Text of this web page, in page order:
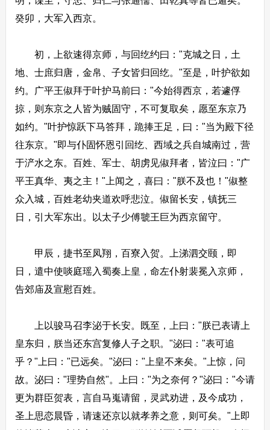
癸卯，大军入西京。
初，上欲速得京师，与回纥约曰："克城之日，土
地、士庶归唐，金帛、子女皆归回纥。"至是，叶护欲如
约。广平王俶拜于叶护马前曰："今始得西京，若遽俘
掠，则东京之人皆为贼固守，不可复取矣，愿至东京乃
如约。"叶护惊跃下马答拜，跪捧王足，曰："当为殿下径
往东京。"即与仆固怀恩引回纥、西域之兵自城南过，营
于浐水之东。百姓、军士、胡虏见俶拜者，皆泣曰："广
平王真华、夷之主！"上闻之，喜曰："朕不及也！"俶整
众入城，百姓老幼夹道欢呼悲泣。俶留长安，镇抚三
日，引大军东出。以太子少傅虢王巨为西京留守。
甲辰，捷书至凤翔，百寮入贺。上涕泗交颐，即
日，遣中使啖庭瑶入蜀奏上皇，命左仆射裴冕入京师，
告郊庙及宣慰百姓。
上以骏马召李泌于长安。既至，上曰："朕已表请上
皇东归，朕当还东宫复修人子之职。"泌曰："表可追
乎？"上曰："已远矣。"泌曰："上皇不来矣。"上惊，问
故。泌曰："理势自然"。上曰："为之奈何？"泌曰："今请
更为群臣贺表，言自马嵬请留，灵武劝进，及今成功，
圣上思恋晨昏，请速还京以就孝养之意，则可矣。"上即